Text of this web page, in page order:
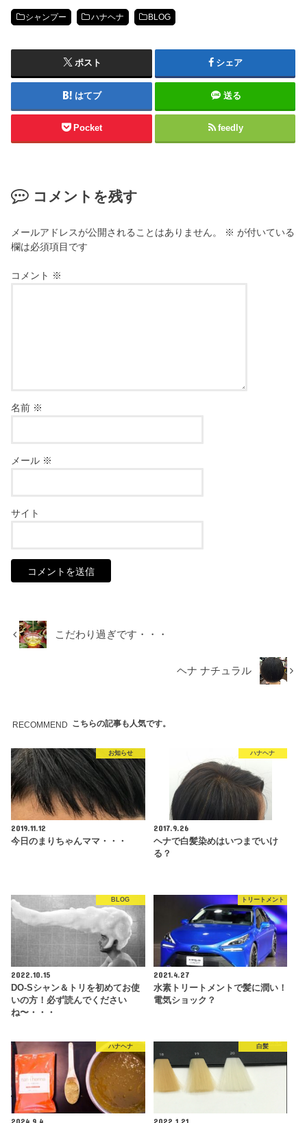
シャンプー ハナヘナ BLOG
ポスト シェア
はてブ 送る
Pocket feedly
コメントを残す
メールアドレスが公開されることはありません。 ※ が付いている
欄は必須項目です
コメント ※
名前 ※
メール ※
サイト
こだわり過ぎです・・・
ヘナ ナチュラル
RECOMMEND こちらの記事も人気です。
お知らせ
2019.11.12
今日のまりちゃんママ・・・
ハナヘナ
2017.9.26
ヘナで白髪染めはいつまでいけ
る？
BLOG
2022.10.15
DO-Sシャン＆トリを初めてお使
いの方！必ず読んでください
ね〜・・・
トリートメント
2021.4.27
水素トリートメントで髪に潤い！
電気ショック？
ハナヘナ 白髪